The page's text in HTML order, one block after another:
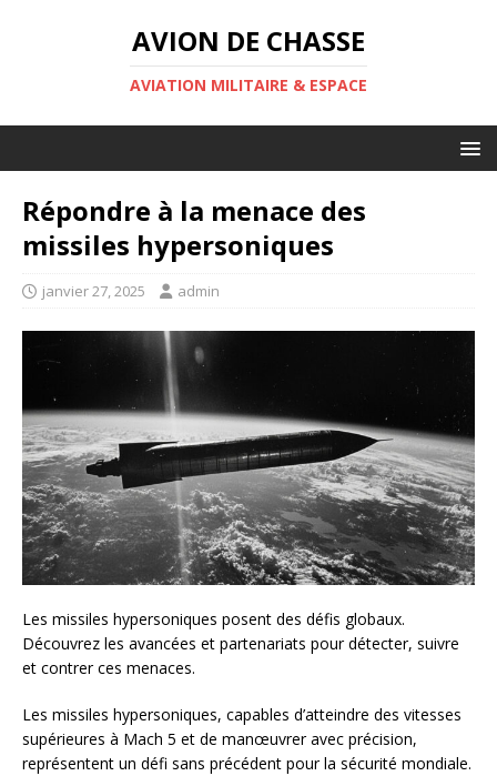
AVION DE CHASSE
AVIATION MILITAIRE & ESPACE
Répondre à la menace des
missiles hypersoniques
janvier 27, 2025 admin
Les missiles hypersoniques posent des défis globaux.
Découvrez les avancées et partenariats pour détecter, suivre
et contrer ces menaces.
Les missiles hypersoniques, capables d’atteindre des vitesses
supérieures à Mach 5 et de manœuvrer avec précision,
représentent un défi sans précédent pour la sécurité mondiale.